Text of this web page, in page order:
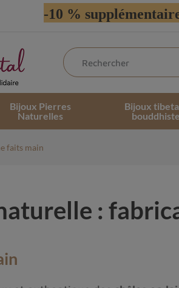
-10 %
Bijoux Pierres
Naturelles
Bijoux
faits main
: